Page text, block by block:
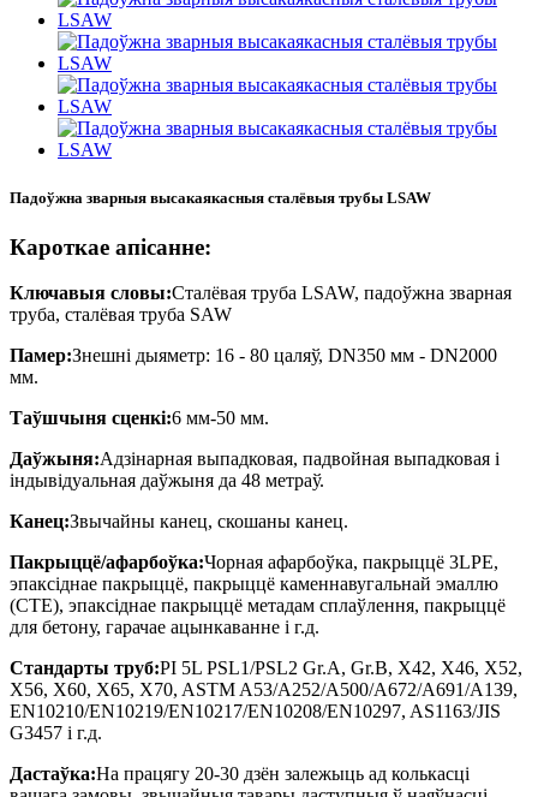
Падоўжна зварныя высакаякасныя сталёвыя трубы LSAW
Кароткае апісанне:
Ключавыя словы:Сталёвая труба LSAW, падоўжна зварная
труба, сталёвая труба SAW
Памер:Знешні дыяметр: 16 - 80 цаляў, DN350 мм - DN2000
мм.
Таўшчыня сценкі:6 мм-50 мм.
Даўжыня:Адзінарная выпадковая, падвойная выпадковая і
індывідуальная даўжыня да 48 метраў.
Канец:Звычайны канец, скошаны канец.
Пакрыццё/афарбоўка:Чорная афарбоўка, пакрыццё 3LPE,
эпаксіднае пакрыццё, пакрыццё каменнавугальнай эмаллю
(CTE), эпаксіднае пакрыццё метадам сплаўлення, пакрыццё
для бетону, гарачае ацынкаванне і г.д.
Стандарты труб:PI 5L PSL1/PSL2 Gr.A, Gr.B, X42, X46, X52,
X56, X60, X65, X70, ASTM A53/A252/A500/A672/A691/A139,
EN10210/EN10219/EN10217/EN10208/EN10297, AS1163/JIS
G3457 і г.д.
Дастаўка:На працягу 20-30 дзён залежыць ад колькасці